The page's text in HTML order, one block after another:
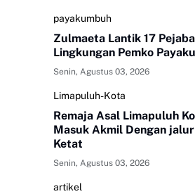
payakumbuh
Zulmaeta Lantik 17
Lingkungan Pemko
Senin, Agustus 03, 2026
Limapuluh-Kota
Remaja Asal Limapuluh
Masuk Akmil Dengan
Ketat
Senin, Agustus 03, 2026
artikel